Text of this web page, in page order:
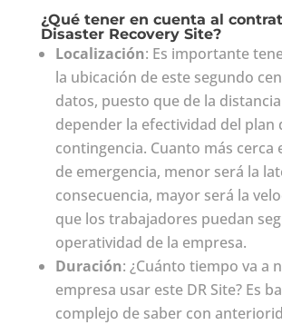
¿Qué tener en cuenta al
Disaster Recovery Site?
Localización: Es importante
la ubicación de este segundo
datos, puesto que de la
depender la efectividad del plan
contingencia. Cuanto más cerca
de emergencia, menor será la
consecuencia, mayor será la
que los trabajadores puedan
operatividad de la empresa.
Duración: ¿Cuánto tiempo va a
empresa usar este DR Site? Es
complejo de saber con